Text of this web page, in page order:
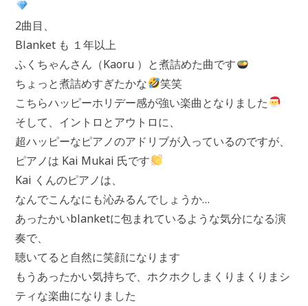
2曲目、
Blanket も １年以上
ふくちゃんさん（Kaoru ）と煮詰めた曲です
ちょっと煮詰めすぎたかな
笑笑
こちらハッピーホリデー感が強い楽曲となりました
そして、イントロとアウトロに、
超ハッピーなピアノのアドリブが入っているのですが、
ピアノは Kai Mukai 氏です
Kai くんのピアノは、
なんでこんなにも沁みるんでしょうか…
あったかいblanketに包まれているような気分になる演
奏で、
聴いてると自然に笑顔になります
もうあったかい気持ちで、ホクホクしまくりまくりまシ
ティな楽曲になりました